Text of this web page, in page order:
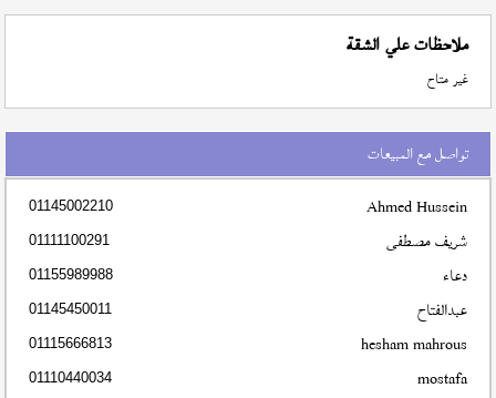
ملاحظات علي الشقة
غير متاح
تواصل مع المبيعات
Ahmed Hussein
01145002210
شريف مصطفى 01111100291
دعاء 01155989988
عبدالفتاح 01145450011
hesham mahrous
01115666813
mostafa
01110440034